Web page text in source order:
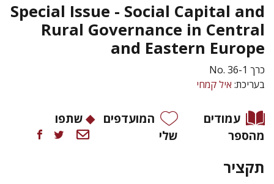
Special Issue - Social Capital and
Rural Governance in Central
and Eastern Europe
כרך No. 36-1
בעריכת: איל קמחי
עמודים
מהספר
המועדפים
שלי
שתפו
תקציר